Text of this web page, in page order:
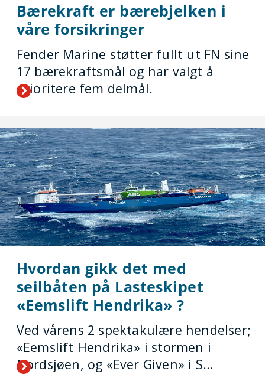
Bærekraft er bærebjelken i
våre forsikringer
Fender Marine støtter fullt ut FN sine
17 bærekraftsmål og har valgt å
prioritere fem delmål.
Hvordan gikk det med
seilbåten på Lasteskipet
«Eemslift Hendrika» ?
Ved vårens 2 spektakulære hendelser;
«Eemslift Hendrika» i stormen i
Nordsjøen, og «Ever Given» i S…